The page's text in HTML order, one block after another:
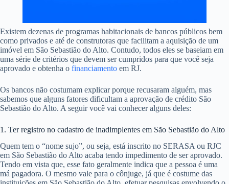
Existem dezenas de programas habitacionais de bancos públicos bem
como privados e até de construtoras que facilitam a aquisição de um
imóvel em São Sebastião do Alto. Contudo, todos eles se baseiam em
uma série de critérios que devem ser cumpridos para que você seja
aprovado e obtenha o financiamento em RJ.
Os bancos não costumam explicar porque recusaram alguém, mas
sabemos que alguns fatores dificultam a aprovação de crédito São
Sebastião do Alto. A seguir você vai conhecer alguns deles:
1. Ter registro no cadastro de inadimplentes em São Sebastião do Alto
Quem tem o “nome sujo”, ou seja, está inscrito no SERASA ou RJC
em São Sebastião do Alto acaba tendo impedimento de ser aprovado.
Tendo em vista que, esse fato geralmente indica que a pessoa é uma
má pagadora. O mesmo vale para o cônjuge, já que é costume das